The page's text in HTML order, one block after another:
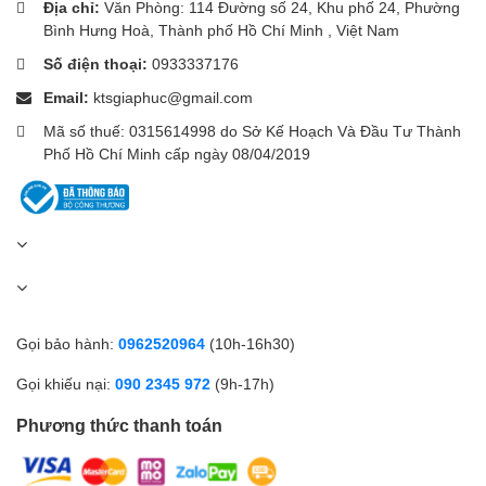
Khe khóa bảo mật | 2. Đầu nối nguồn | 3. Các cổng HDMI
1.4 | 4. DisplayPort 1.2 | 5. Cổng line-out | 6. Loa.
Địa chỉ: Văn Phòng: 114 Đường số 24, Khu phố 24, Phường
Bình Hưng Hoà, Thành phố Hồ Chí Minh , Việt Nam
Số điện thoại: 0933337176
Email: ktsgiaphuc@gmail.com
Mã số thuế: 0315614998 do Sở Kế Hoạch Và Đầu Tư Thành
Phố Hồ Chí Minh cấp ngày 08/04/2019
Gọi bảo hành: 0962520964 (10h-16h30)
Gọi khiếu nại: 090 2345 972 (9h-17h)
Phương thức thanh toán